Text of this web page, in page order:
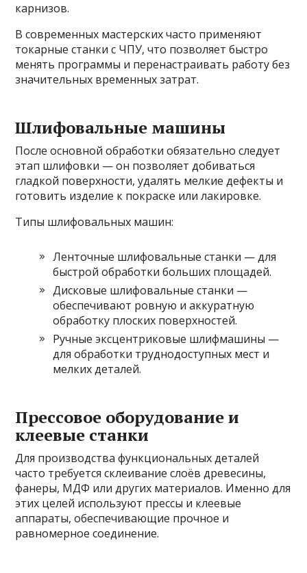
карнизов.
В современных мастерских часто применяют
токарные станки с ЧПУ, что позволяет быстро
менять программы и перенастраивать работу без
значительных временных затрат.
Шлифовальные машины
После основной обработки обязательно следует
этап шлифовки — он позволяет добиваться
гладкой поверхности, удалять мелкие дефекты и
готовить изделие к покраске или лакировке.
Типы шлифовальных машин:
Ленточные шлифовальные станки — для
быстрой обработки больших площадей.
Дисковые шлифовальные станки —
обеспечивают ровную и аккуратную
обработку плоских поверхностей.
Ручные эксцентриковые шлифмашины —
для обработки труднодоступных мест и
мелких деталей.
Прессовое оборудование и
клеевые станки
Для производства функциональных деталей
часто требуется склеивание слоёв древесины,
фанеры, МДФ или других материалов. Именно для
этих целей используют прессы и клеевые
аппараты, обеспечивающие прочное и
равномерное соединение.